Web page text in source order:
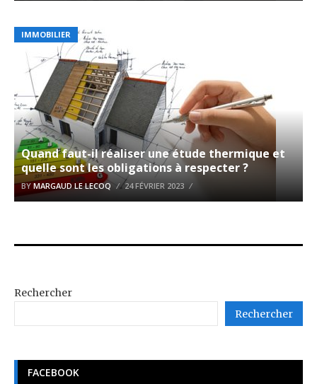
IMMOBILIER
Quand faut-il réaliser une étude thermique et
quelle sont les obligations à respecter ?
BY MARGAUD LE LECOQ 24 FÉVRIER 2023
Rechercher
Rechercher
FACEBOOK